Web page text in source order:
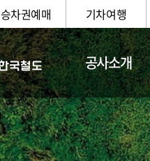
승차권예매 기차여행
공사소개
문화사업